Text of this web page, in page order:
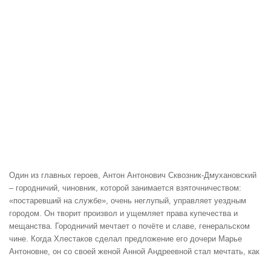
Один из главных героев, Антон Антонович Сквозник-Дмухановский
– городничий, чиновник, которой занимается взяточничеством:
«постаревший на службе», очень неглупый, управляет уездным
городом. Он творит произвол и ущемляет права купечества и
мещанства. Городничий мечтает о почёте и славе, генеральском
чине. Когда Хлестаков сделал предложение его дочери Марье
Антоновне, он со своей женой Анной Андреевной стал мечтать, как